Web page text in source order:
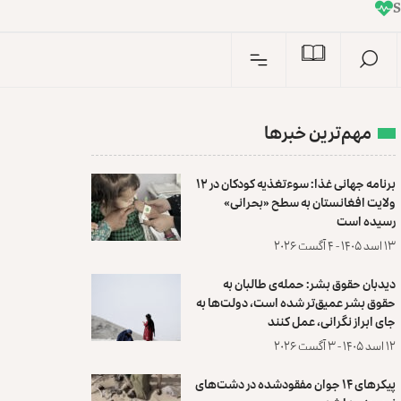
n
I
مهم‌ترین خبرها
برنامه جهانی غذا: سوءتغذیه کودکان در ۱۲
ولایت افغانستان به سطح «بحرانی»
رسیده است
۱۳ اسد ۱۴۰۵ - ۴ آگست ۲۰۲۶
دیدبان حقوق بشر: حمله‌ی طالبان به
حقوق بشر عمیق‌تر شده است، دولت‌ها به
جای ابراز نگرانی، عمل کنند
۱۲ اسد ۱۴۰۵ - ۳ آگست ۲۰۲۶
پیکرهای ۱۴ جوان مفقودشده در دشت‌های